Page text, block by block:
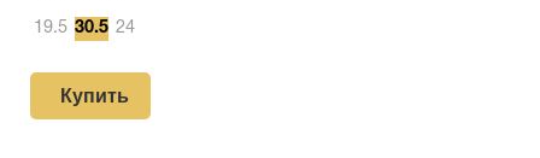
19.5 30.5 24
Купить